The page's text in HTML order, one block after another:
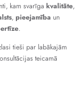
kam svarīga kvalitāte,
, pieejamība un
.
tieši par labākajām
teicamā